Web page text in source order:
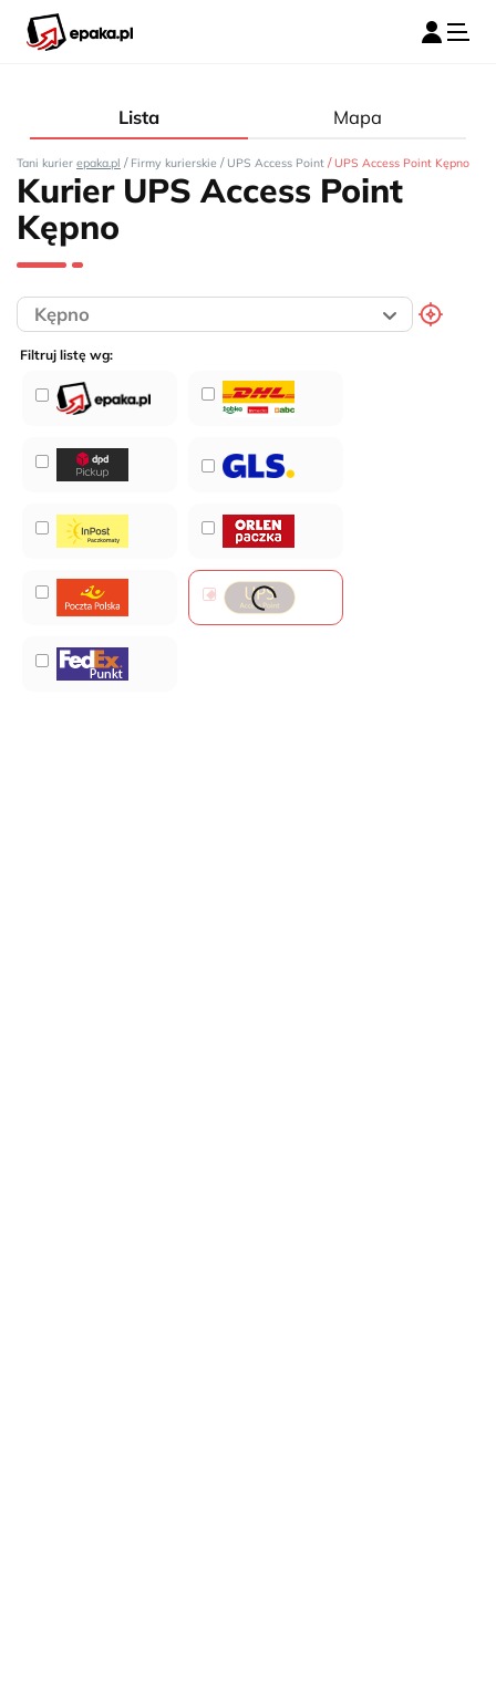
Lista Mapa
Tani kurier epaka.pl / Firmy kurierskie / UPS Access Point / UPS Access Point Kępno
Kurier UPS Access Point
Kępno
Filtruj listę wg: